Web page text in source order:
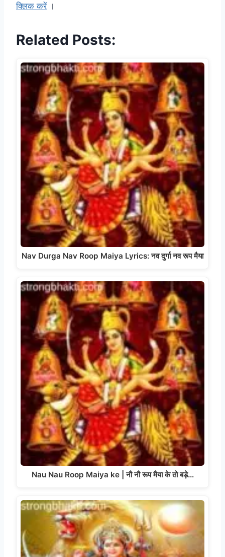
क्लिक करें।
Related Posts:
Nav Durga Nav Roop Maiya Lyrics: नव दुर्गा नव रूप मैया
Nau Nau Roop Maiya ke | नौ नौ रूप मैया के तो बड़े…